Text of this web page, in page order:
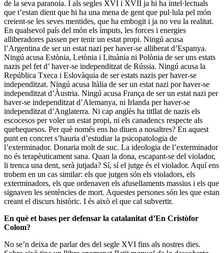
de la seva paranoia. I als segles XVI i XVII ja hi ha intel·lectuals
que t’estan dient que hi ha una mena de gent que pul·lula pel món
creient-se les seves mentides, que ha embogit i ja no veu la realitat.
En qualsevol país del món els ímputs, les forces i energies
alliberadores passen per tenir un estat propi. Ningú acusa
l’Argentina de ser un estat nazi per haver-se alliberat d’Espanya.
Ningú acusa Estònia, Letònia i Lituània ni Polònia de ser uns estats
nazis pel fet d’ haver-se independitzat de Rússia. Ningú acusa la
República Txeca i Eslovàquia de ser estats nazis per haver-se
independitzat. Ningú acusa Itàlia de ser un estat nazi por haver-se
independitzat d’Àustria. Ningú acusa França de ser un estat nazi per
haver-se independitzat d’Alemanya, ni Irlanda per haver-se
independitzat d’Anglaterra. Ni cap anglès ha titllat de nazis els
escocesos per voler un estat propi, ni els canadencs respecte als
quebequesos. Per què només ens ho diuen a nosaltres? En aquest
punt en concret s’hauria d’estudiar la psicopatologia de
l’exterminador. Donaria molt de suc. La ideologia de l’exterminador
no és terapèuticament sana. Quan la dona, escapant-se del violador,
li trenca una dent, serà jutjada? Sí, sí el jutge és el violador. Aquí ens
trobem en un cas similar: els que jutgen són els violadors, els
exterminadors, els que ordenaven els afusellaments massius i els que
signaven les sentències de mort. Aquestes persones són les que estan
creant el discurs històric. I és això el que cal subvertir.
En què et bases per defensar la catalanitat d’En Cristòfor
Colom?
No se’n deixa de parlar des del segle XVI fins als nostres dies.